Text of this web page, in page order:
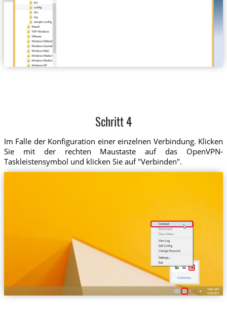
Schritt 4
Im Falle der Konfiguration einer einzelnen Verbindung. Klicken
Sie mit der rechten Maustaste auf das OpenVPN-
Taskleistensymbol und klicken Sie auf "Verbinden".